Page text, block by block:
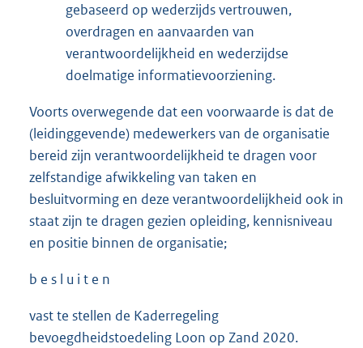
gebaseerd op wederzijds vertrouwen,
overdragen en aanvaarden van
verantwoordelijkheid en wederzijdse
doelmatige informatievoorziening.
Voorts overwegende dat een voorwaarde is dat de
(leidinggevende) medewerkers van de organisatie
bereid zijn verantwoordelijkheid te dragen voor
zelfstandige afwikkeling van taken en
besluitvorming en deze verantwoordelijkheid ook in
staat zijn te dragen gezien opleiding, kennisniveau
en positie binnen de organisatie;
b e s l u i t e n
vast te stellen de Kaderregeling
bevoegdheidstoedeling Loon op Zand 2020.